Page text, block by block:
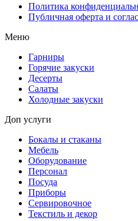
Политика
Публичная оферта и
Меню
Гарниры
Горячие закуски
Десерты
Салаты
Холодные закуски
Доп услуги
Бокалы и стаканы
Мебель
Оборудование
Персонал
Посуда
Приборы
Сервировочное
Текстиль и декор